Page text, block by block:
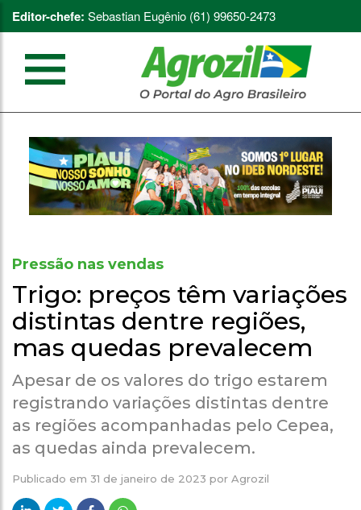
Editor-chefe: Sebastian Eugênio (61) 99650-2473
Pressão nas vendas
Trigo: preços têm variações
distintas dentre regiões,
mas quedas prevalecem
Apesar de os valores do trigo estarem
registrando variações distintas dentre
as regiões acompanhadas pelo Cepea,
as quedas ainda prevalecem.
Publicado em 31 de janeiro de 2023 por Agrozil